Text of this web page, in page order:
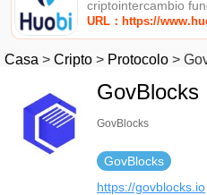
criptointercambio
URL：https://
Casa > Cripto > Protocolo >
GovBlocks
GovBlocks
GovBlocks
https://govblocks.io